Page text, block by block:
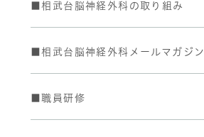
■相武台脳神経外科の取り組み
■相武台脳神経外科メールマガジン
■職員研修